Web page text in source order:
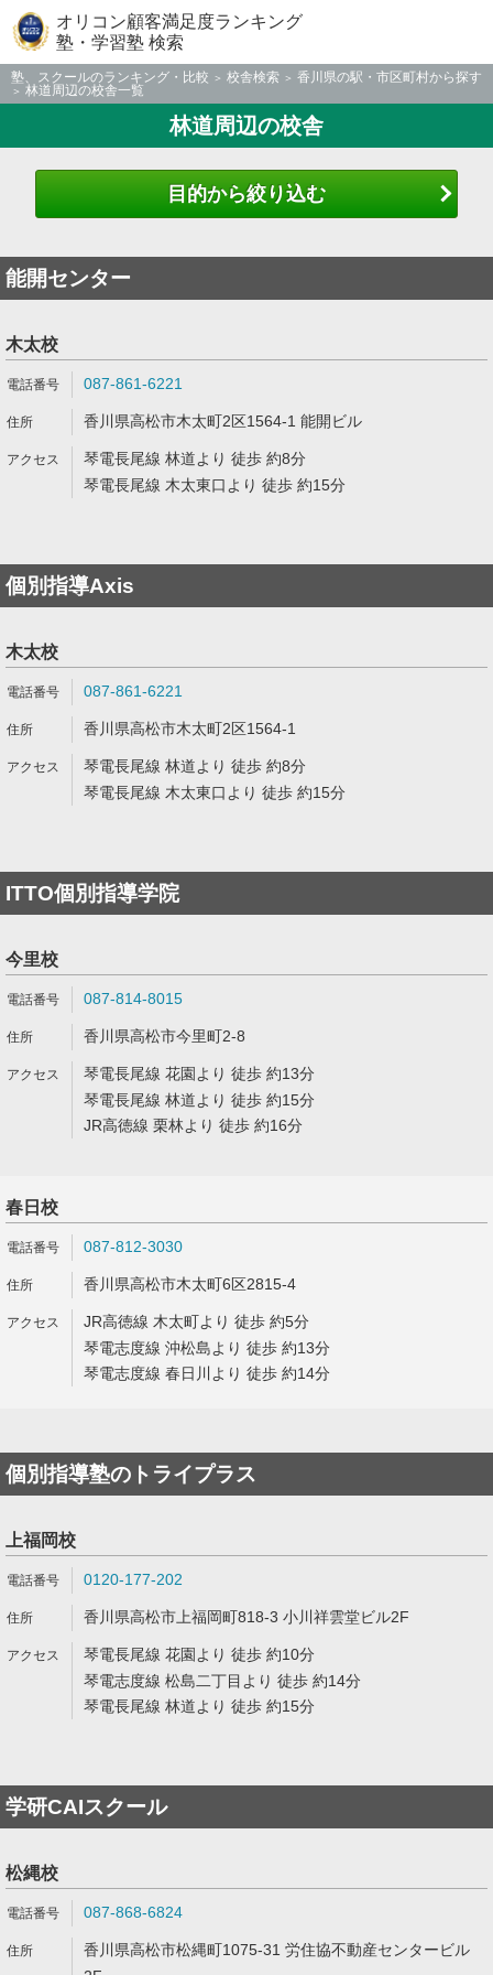
オリコン顧客満足度ランキング
塾・学習塾 検索
塾、スクールのランキング・比較 校舎検索
香川県の駅・市区町村から探す
林道周辺の校舎一覧
林道周辺の校舎
目的から絞り込む
能開センター
木太校
087-861-6221
香川県高松市木太町2区1564-1 能開ビル
琴電長尾線 林道より 徒歩 約8分
琴電長尾線 木太東口より 徒歩 約15分
個別指導Axis
木太校
087-861-6221
香川県高松市木太町2区1564-1
琴電長尾線 林道より 徒歩 約8分
琴電長尾線 木太東口より 徒歩 約15分
ITTO個別指導学院
今里校
087-814-8015
香川県高松市今里町2-8
琴電長尾線 花園より 徒歩 約13分
琴電長尾線 林道より 徒歩 約15分
JR高徳線 栗林より 徒歩 約16分
春日校
087-812-3030
香川県高松市木太町6区2815-4
JR高徳線 木太町より 徒歩 約5分
琴電志度線 沖松島より 徒歩 約13分
琴電志度線 春日川より 徒歩 約14分
個別指導塾のトライプラス
上福岡校
0120-177-202
香川県高松市上福岡町818-3 小川祥雲堂ビル2F
琴電長尾線 花園より 徒歩 約10分
琴電志度線 松島二丁目より 徒歩 約14分
琴電長尾線 林道より 徒歩 約15分
学研CAIスクール
松縄校
087-868-6824
香川県高松市松縄町1075-31 労住協不動産センタービル